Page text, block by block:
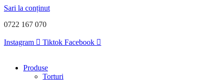
Sari la conținut
0722 167 070
Instagram Tiktok Facebook
Produse
Torturi